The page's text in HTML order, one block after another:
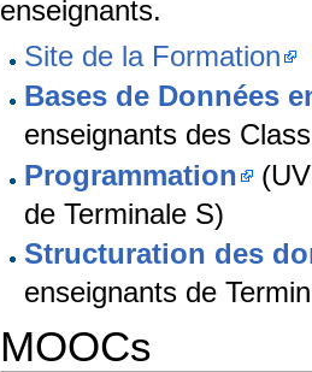
enseignants.
Site de la Formation
Bases de Données
enseignants des
Programmation
de Terminale S)
Structuration des
enseignants de
MOOCs